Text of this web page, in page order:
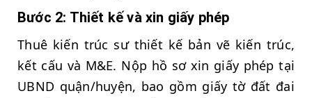
Bước 2: Thiết kế và xin giấy phép
Thuê kiến trúc sư thiết kế bản vẽ kiến trúc,
kết cấu và M&E. Nộp hồ sơ xin giấy phép tại
UBND quận/huyện, bao gồm giấy tờ đất đai